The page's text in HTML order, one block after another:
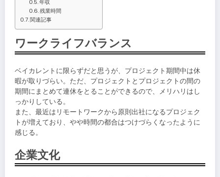
年収
残業時間
関連記事
ワークライフバランス
ベイカレントに限らずだと思うが、プロジェクト期間中は休
暇が取りづらい。ただ、プロジェクトとプロジェクトの間の
期間にまとめて連休をとることができるので、メリハリはし
っかりしている。
また、最近はリモートワークから原則出社になるプロジェク
トが増えており、やや時間の都合はつけづらくなったように
感じる。
企業文化